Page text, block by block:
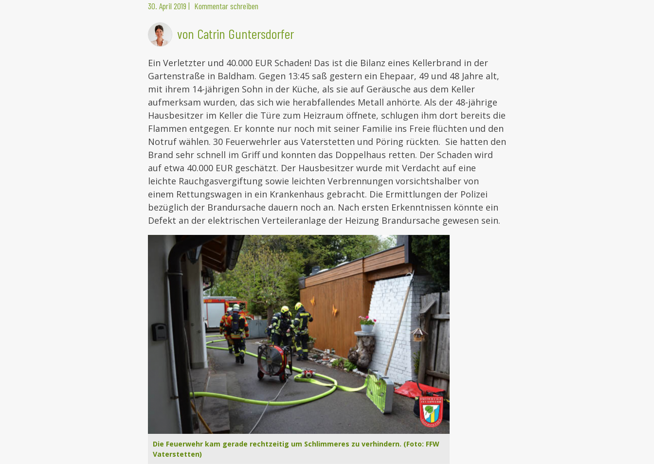
30. April 2019 | Kommentar schreiben
von Catrin Guntersdorfer
Ein Verletzter und 40.000 EUR Schaden! Das ist die Bilanz eines Kellerbrand in der
Gartenstraße in Baldham. Gegen 13:45 saß gestern ein Ehepaar, 49 und 48 Jahre alt,
mit ihrem 14-jährigen Sohn in der Küche, als sie auf Geräusche aus dem Keller
aufmerksam wurden, das sich wie herabfallendes Metall anhörte. Als der 48-jährige
Hausbesitzer im Keller die Türe zum Heizraum öffnete, schlugen ihm dort bereits die
Flammen entgegen. Er konnte nur noch mit seiner Familie ins Freie flüchten und den
Notruf wählen. 30 Feuerwehrler aus Vaterstetten und Pöring rückten. Sie hatten den
Brand sehr schnell im Griff und konnten das Doppelhaus retten. Der Schaden wird
auf etwa 40.000 EUR geschätzt. Der Hausbesitzer wurde mit Verdacht auf eine
leichte Rauchgasvergiftung sowie leichten Verbrennungen vorsichtshalber von
einem Rettungswagen in ein Krankenhaus gebracht. Die Ermittlungen der Polizei
bezüglich der Brandursache dauern noch an. Nach ersten Erkenntnissen könnte ein
Defekt an der elektrischen Verteileranlage der Heizung Brandursache gewesen sein.
Die Feuerwehr kam gerade rechtzeitig um Schlimmeres zu verhindern. (Foto: FFW
Vaterstetten)